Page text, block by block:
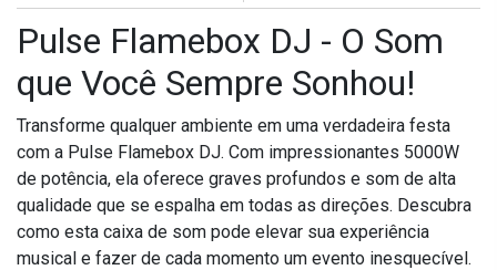
Pulse Flamebox DJ - O Som
que Você Sempre Sonhou!
Transforme qualquer ambiente em uma verdadeira festa
com a Pulse Flamebox DJ. Com impressionantes 5000W
de potência, ela oferece graves profundos e som de alta
qualidade que se espalha em todas as direções. Descubra
como esta caixa de som pode elevar sua experiência
musical e fazer de cada momento um evento inesquecível.